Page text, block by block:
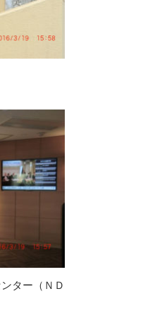
ター（ＮＤ